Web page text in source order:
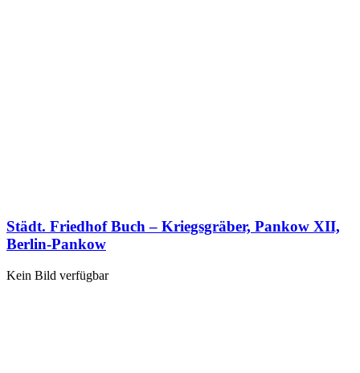
Städt. Friedhof Buch – Kriegsgräber, Pankow XII,
Berlin-Pankow
Kein Bild verfügbar